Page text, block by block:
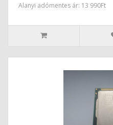
Alanyi adómentes ár: 13 990Ft